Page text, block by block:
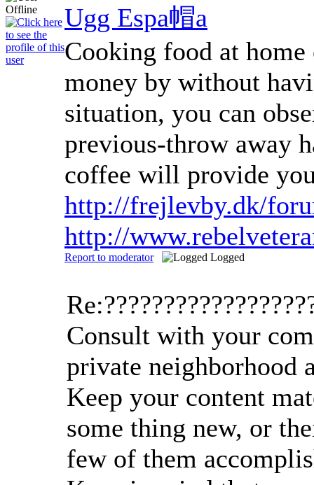
Ugg Espa帽a
Cooking food at
money by without
situation, you can
previous-throw away
coffee will provide
http://frejlevby.dk/
http://
Report to moderator Logged
Consult with your
private neighborhood
Keep your content
some thing new, or
few of them